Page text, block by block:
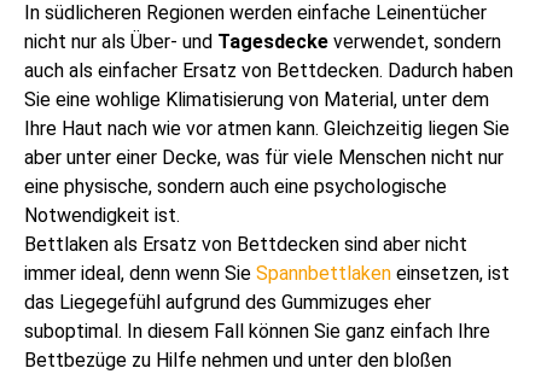
In südlicheren Regionen werden einfache Leinentücher
nicht nur als Über- und Tagesdecke verwendet, sondern
auch als einfacher Ersatz von Bettdecken. Dadurch haben
Sie eine wohlige Klimatisierung von Material, unter dem
Ihre Haut nach wie vor atmen kann. Gleichzeitig liegen Sie
aber unter einer Decke, was für viele Menschen nicht nur
eine physische, sondern auch eine psychologische
Notwendigkeit ist.
Bettlaken als Ersatz von Bettdecken sind aber nicht
immer ideal, denn wenn Sie Spannbettlaken einsetzen, ist
das Liegegefühl aufgrund des Gummizuges eher
suboptimal. In diesem Fall können Sie ganz einfach Ihre
Bettbezüge zu Hilfe nehmen und unter den bloßen